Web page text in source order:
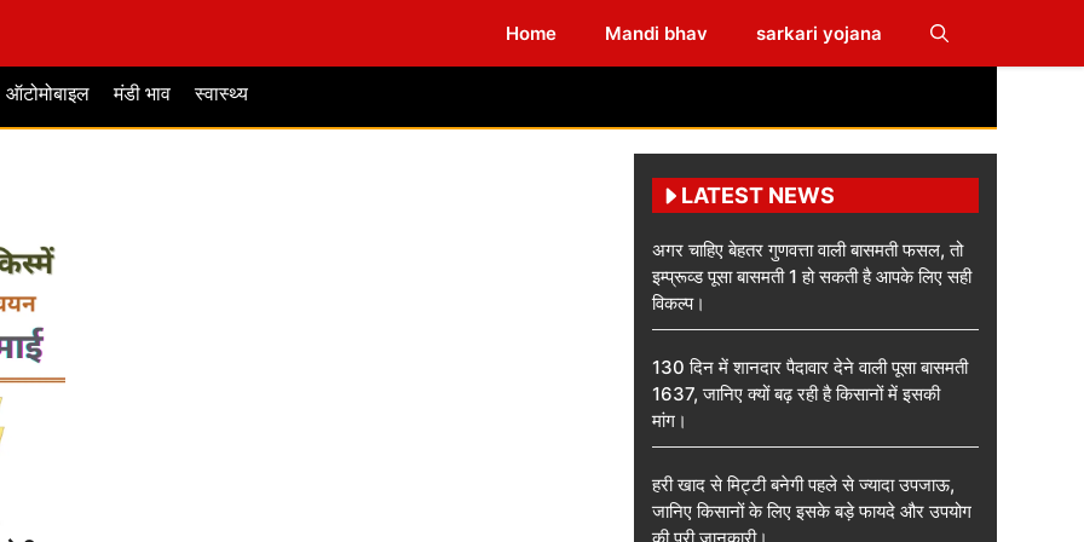
Home Mandi bhav sarkari yojana
ऑटोमोबाइल मंडी भाव स्वास्थ्य
LATEST NEWS
अगर चाहिए बेहतर गुणवत्ता वाली बासमती फसल, तो
इम्प्रूव्ड पूसा बासमती 1 हो सकती है आपके लिए सही
विकल्प।
130 दिन में शानदार पैदावार देने वाली पूसा बासमती
1637, जानिए क्यों बढ़ रही है किसानों में इसकी
मांग।
हरी खाद से मिट्टी बनेगी पहले से ज्यादा उपजाऊ,
जानिए किसानों के लिए इसके बड़े फायदे और उपयोग